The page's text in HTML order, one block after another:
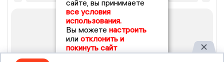
сайте, вы принимаете
все условия
использования.
Вы можете настроить
или отклонить и
покинуть сайт